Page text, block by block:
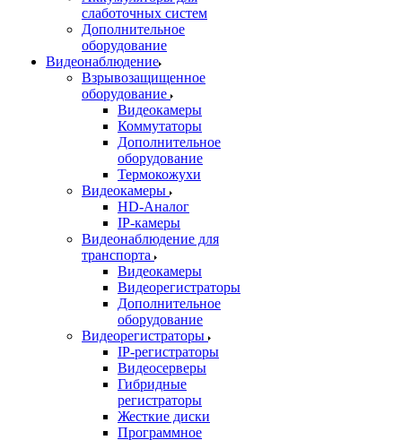
слаботочных систем
Дополнительное
оборудование
Видеонаблюдение
Взрывозащищенное
оборудование
Видеокамеры
Коммутаторы
Дополнительное
оборудование
Термокожухи
Видеокамеры
HD-Аналог
IP-камеры
Видеонаблюдение для
транспорта
Видеокамеры
Видеорегистраторы
Дополнительное
оборудование
Видеорегистраторы
IP-регистраторы
Видеосерверы
Гибридные
регистраторы
Жесткие диски
Программное